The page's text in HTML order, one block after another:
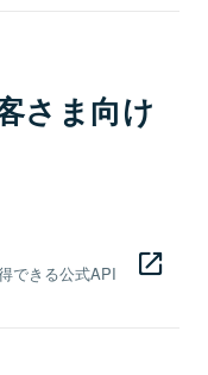
さま向け
できる公式API